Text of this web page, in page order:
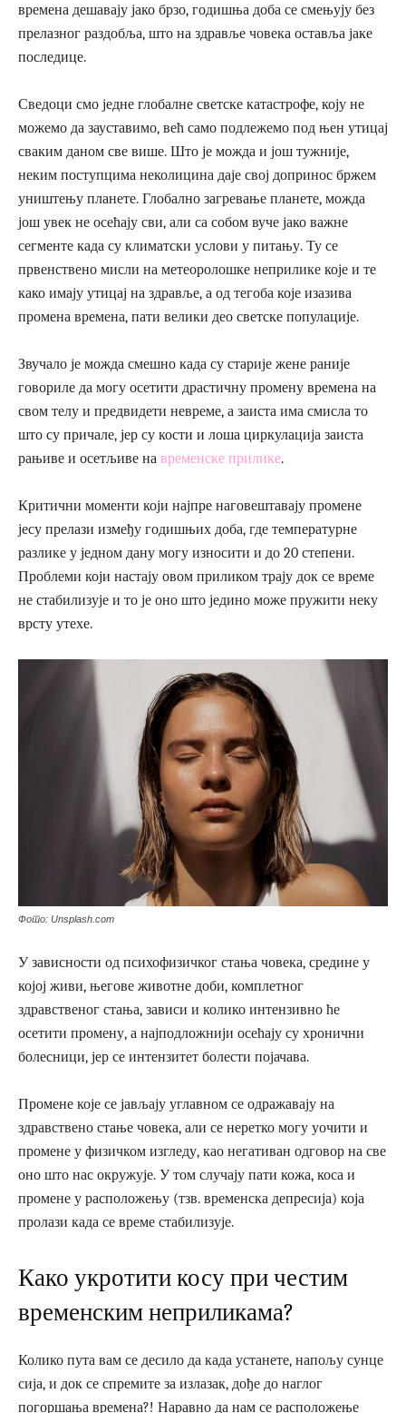
времена дешавају јако брзо, годишња доба се смењују без
прелазног раздобља, што на здравље човека оставља јаке
последице.
Сведоци смо једне глобалне светске катастрофе, коју не
можемо да зауставимо, већ само подлежемо под њен утицај
сваким даном све више. Што је можда и још тужније,
неким поступцима неколицина даје свој допринос бржем
уништењу планете. Глобално загревање планете, можда
још увек не осећају сви, али са собом вуче јако важне
сегменте када су климатски услови у питању. Ту се
првенствено мисли на метеоролошке неприлике које и те
како имају утицај на здравље, а од тегоба које изазива
промена времена, пати велики део светске популације.
Звучало је можда смешно када су старије жене раније
говориле да могу осетити драстичну промену времена на
свом телу и предвидети невреме, а заиста има смисла то
што су причале, јер су кости и лоша циркулација заиста
рањиве и осетљиве на временске прилике.
Критични моменти који најпре наговештавају промене
јесу прелази између годишњих доба, где температурне
разлике у једном дану могу износити и до 20 степени.
Проблеми који настају овом приликом трају док се време
не стабилизује и то је оно што једино може пружити неку
врсту утехе.
Фото: Unsplash.com
У зависности од психофизичког стања човека, средине у
којој живи, његове животне доби, комплетног
здравственог стања, зависи и колико интензивно ће
осетити промену, а најподложнији осећају су хронични
болесници, јер се интензитет болести појачава.
Промене које се јављају углавном се одражавају на
здравствено стање човека, али се неретко могу уочити и
промене у физичком изгледу, као негативан одговор на све
оно што нас окружује. У том случају пати кожа, коса и
промене у расположењу (тзв. временска депресија) која
пролази када се време стабилизује.
Како укротити косу при честим
временским неприликама?
Колико пута вам се десило да када устанете, напољу сунце
сија, и док се спремите за излазак, дође до наглог
погоршања времена?! Наравно да нам се расположење